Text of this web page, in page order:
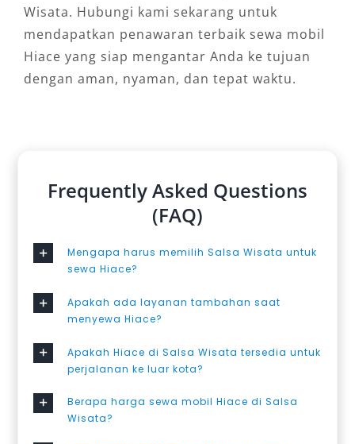
Wisata. Hubungi kami sekarang untuk
mendapatkan penawaran terbaik sewa mobil
Hiace yang siap mengantar Anda ke tujuan
dengan aman, nyaman, dan tepat waktu.
Frequently Asked Questions
(FAQ)
Mengapa harus memilih Salsa Wisata untuk
sewa Hiace?
Apakah ada layanan tambahan saat
menyewa Hiace?
Apakah Hiace di Salsa Wisata tersedia untuk
perjalanan ke luar kota?
Berapa harga sewa mobil Hiace di Salsa
Wisata?